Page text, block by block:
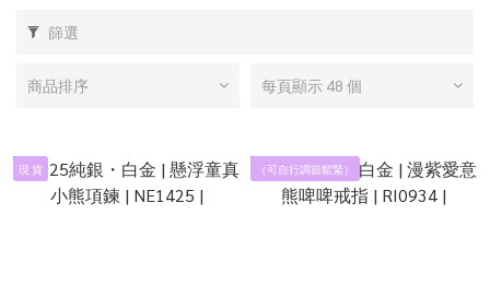
篩選
商品排序 每頁顯示 48 個
現 貨 （可自行調節鬆緊）